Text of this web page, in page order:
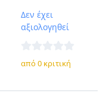
Δεν έχει
αξιολογηθεί
από 0 κριτική